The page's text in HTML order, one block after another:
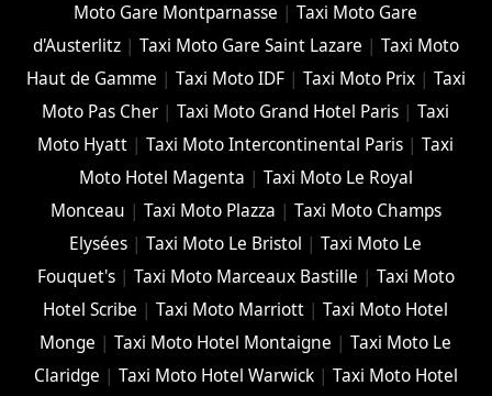
Moto Gare Montparnasse |Taxi Moto Gare
d'Austerlitz| Taxi Moto Gare Saint Lazare | Taxi Moto
Haut de Gamme | Taxi Moto IDF| Taxi Moto Prix| Taxi
Moto Pas Cher |Taxi Moto Grand Hotel Paris |Taxi
Moto Hyatt |Taxi Moto Intercontinental Paris |Taxi
Moto Hotel Magenta | Taxi Moto Le Royal
Monceau | Taxi Moto Plazza | Taxi Moto Champs
Elysées |Taxi Moto Le Bristol |Taxi Moto Le
Fouquet's| Taxi Moto Marceaux Bastille | Taxi Moto
Hotel Scribe |Taxi Moto Marriott |Taxi Moto Hotel
Monge |Taxi Moto Hotel Montaigne |Taxi Moto Le
Claridge | Taxi Moto Hotel Warwick| Taxi Moto Hotel